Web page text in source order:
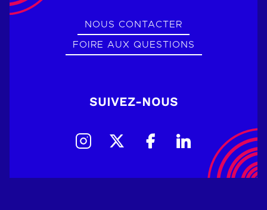
NOUS CONTACTER
FOIRE AUX QUESTIONS
SUIVEZ-NOUS